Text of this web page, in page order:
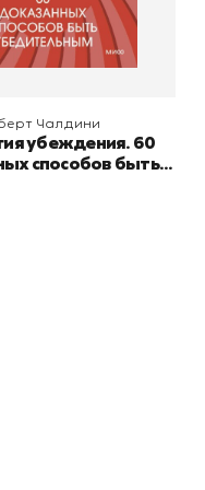
Чалдини
убеждения. 60
способов быть